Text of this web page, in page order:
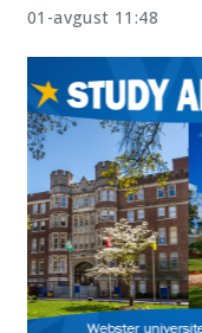
01-avgust 11:48